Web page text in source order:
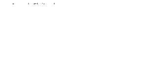
Agenda Eleitoral